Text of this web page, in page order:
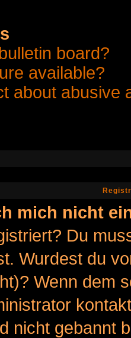
board?
available?
about abusive
mich nicht
Du
Wurdest du
Wenn dem
nicht gebannt